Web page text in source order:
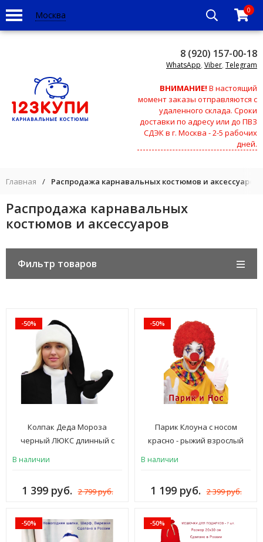
Москва 0
8 (920) 157-00-18
WhatsApp, Viber, Telegram
ВНИМАНИЕ! В настоящий
момент заказы отправляются с
удаленного склада. Сроки
доставки по адресу или до ПВЗ
СДЭК в г. Москва - 2-5 рабочих
дней.
Главная / Распродажа карнавальных костюмов и аксессуаров
Распродажа карнавальных
костюмов и аксессуаров
Фильтр товаров
-50%
Колпак Деда Мороза
черный ЛЮКС длинный с
В наличии
1 399 руб. 2 799 руб.
-50%
Парик Клоуна с носом
красно - рыжий взрослый
В наличии
1 199 руб. 2 399 руб.
-50% -50%